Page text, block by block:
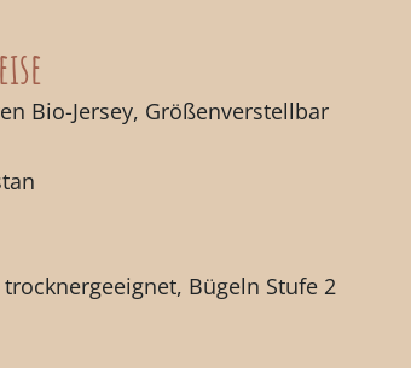
Bio-Jersey, Größenverstellbar
Bügeln Stufe 2